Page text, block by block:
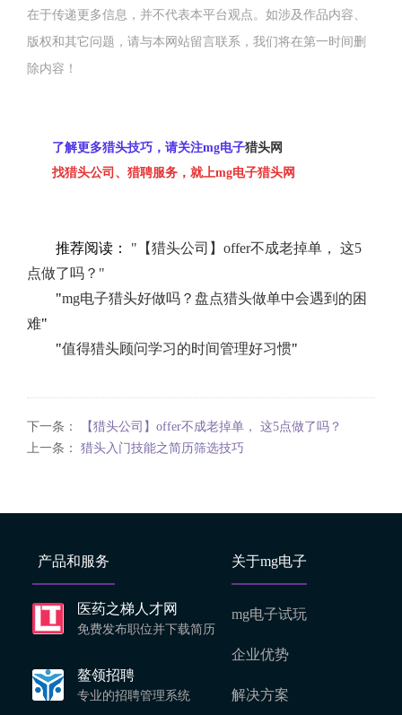
在于传递更多信息，并不代表本平台观点。如涉及作品内容、
版权和其它问题，请与本网站留言联系，我们将在第一时间删
除内容！
了解更多猎头技巧，请关注mg电子猎头网
找猎头公司、猎聘服务，就上mg电子猎头网
推荐阅读： "【猎头公司】offer不成老掉单， 这5
点做了吗？"
"mg电子猎头好做吗？盘点猎头做单中会遇到的困
难"
"值得猎头顾问学习的时间管理好习惯"
下一条：
【猎头公司】offer不成老掉单， 这5点做了吗？
上一条： 猎头入门技能之简历筛选技巧
产品和服务
医药之梯人才网
免费发布职位并下载简历
鳌领招聘
专业的招聘管理系统
关于mg电子
mg电子试玩
企业优势
解决方案